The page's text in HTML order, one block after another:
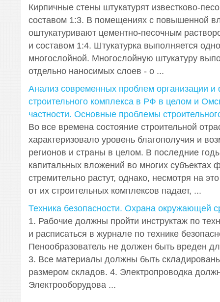
Кирпичные стены штукатурят известково-
составом 1:3. В помещениях с повышенной
оштукатуривают цементно-песочным
и составом 1:4. Штукатурка выполняется
многослойной. Многослойную штукатуру
отдельно наносимых слоев - о ...
Анализ современных проблем организации и
строительного комплекса в РФ в целом и
частности. Основные проблемы
Во все времена состояние строительной
характеризовало уровень благополучия и
регионов и страны в целом. В последние
капитальных вложений во многих субъектах
стремительно растут, однако, несмотря на
от их строительных комплексов падает, ...
Техника безопасности. Охрана окружающей
1. Рабочие должны пройти инструктаж по
и расписаться в журнале по технике
Пенообразователь не должен быть вреден
3. Все материалы должны быть складированы
размером складов. 4. Электропроводка
Электрооборудова ...